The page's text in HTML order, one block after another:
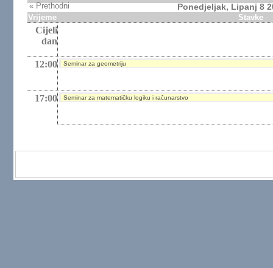
« Prethodni
Ponedjeljak, Lipanj 8
Vrijeme Stavke
Cijeli
dan
12:00 Seminar za geometriju
17:00 Seminar za matematičku logiku i računarstvo